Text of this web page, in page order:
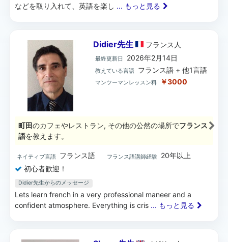
などを取り入れて、英語を楽し ... もっと見る
Didier先生 フランス 人
最終更新日 2026年2月14日
教えている言語 フランス語 + 他1言語
マンツーマンレッスン料 ￥3000
町田のカフェやレストラン, その他の公然の場所でフランス
語を教えます。
ネイティブ言語 フランス語 フランス語講師経験
20年以上
初心者歓迎！
Didier先生からのメッセージ
Lets learn french in a very professional maneer and a
confident atmosphere. Everything is cris ... もっと見る